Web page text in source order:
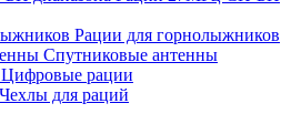
Рации для горнолыжников
Спутниковые антенны
Цифровые рации
Чехлы для раций